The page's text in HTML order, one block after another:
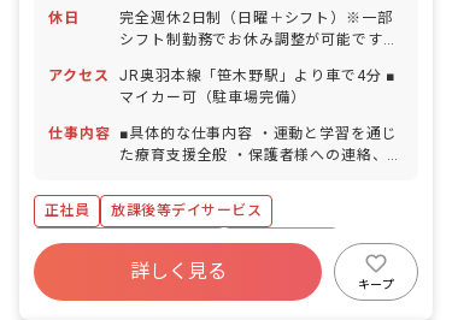
休日
完全週休2日制（日曜＋シフト）※一部
シフト制勤務でお休み調整が可能です！
暇（6日間） 有給休暇（法定通り付与）
産前産後・育児休暇 ※年間休日107日
（有休は別途付与）
アクセス
JR奥羽本線「笹木野駅」より車で4分 ■
マイカー可（駐車場完備）
仕事内容
■具体的な仕事内容 ・運動と学習を通じ
た療育支援全般 ・保護者様への連絡、相
正社員
放課後等デイサービス
寮・住宅・家賃補助あり
社会保険完備
福利厚生充実
退職金制度
詳しく見る
キープ